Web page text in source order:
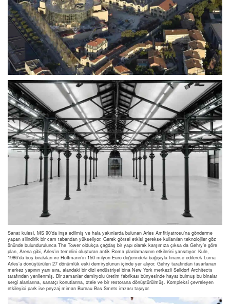
Sanat kulesi, MS 90’da inşa edilmiş ve hala yakınlarda bulunan Arles Amfitiyatrosu’na gönderme
yapan silindirik bir cam tabandan yükseliyor. Gerek görsel etkisi gerekse kullanılan teknolojiler göz
önünde bulundurulunca The Tower oldukça çağdaş bir yapı olarak karşımıza çıksa da Gehry’e göre
plan, Arena gibi, Arles’ın temelini oluşturan antik Roma planlamasının etkilerini yansıtıyor. Kule,
1986’da boş bırakılan ve Hoffmann’ın 150 milyon Euro değerindeki bağışıyla finanse edilerek Luma
Arles’a dönüştürülen 27 dönümlük eski demiryolunun içinde yer alıyor. Gehry tarafından tasarlanan
merkez yapının yanı sıra, alandaki bir dizi endüstriyel bina New York merkezli Selldorf Architects
tarafından yenilenmiş. Bir zamanlar demiryolu üretim fabrikası bünyesinde hayat bulmuş bu binalar
sergi alanlarına, sanatçı konutlarına, otele ve bir restorana dönüştürülmüş. Kompleksi çevreleyen
etkileyici park ise peyzaj mimarı Bureau Bas Smets imzası taşıyor.